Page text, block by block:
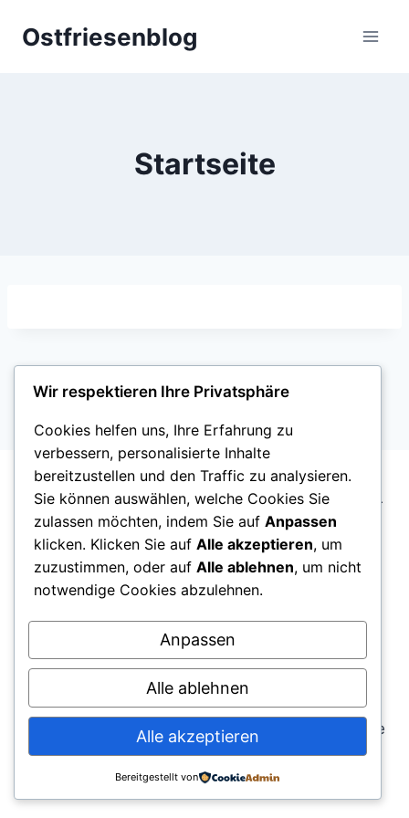
InhaltOstfriesenblog
Startseite
ostfriesenblog.de ist ein unabhängiger regionaler
Blog über Ostfriesland. Wir berichten über Alltag,
Kultur, gesellschaftliche Entwicklungen und das
Leben in Städten und Gemeinden der Region.
© 2025 ostfriesenblog.de – Redaktionelle Inhalte
aus Ostfriesland Website entwickelt von
Softcrust
Wir respektieren Ihre Privatsphäre
Cookies helfen uns, Ihre Erfahrung zu
verbessern, personalisierte Inhalte
bereitzustellen und den Traffic zu analysieren.
Sie können auswählen, welche Cookies Sie
zulassen möchten, indem Sie auf Anpassen
klicken. Klicken Sie auf Alle akzeptieren, um
zuzustimmen, oder auf Alle ablehnen, um nicht
notwendige Cookies abzulehnen.
Anpassen
Alle ablehnen
Alle akzeptieren
Bereitgestellt von